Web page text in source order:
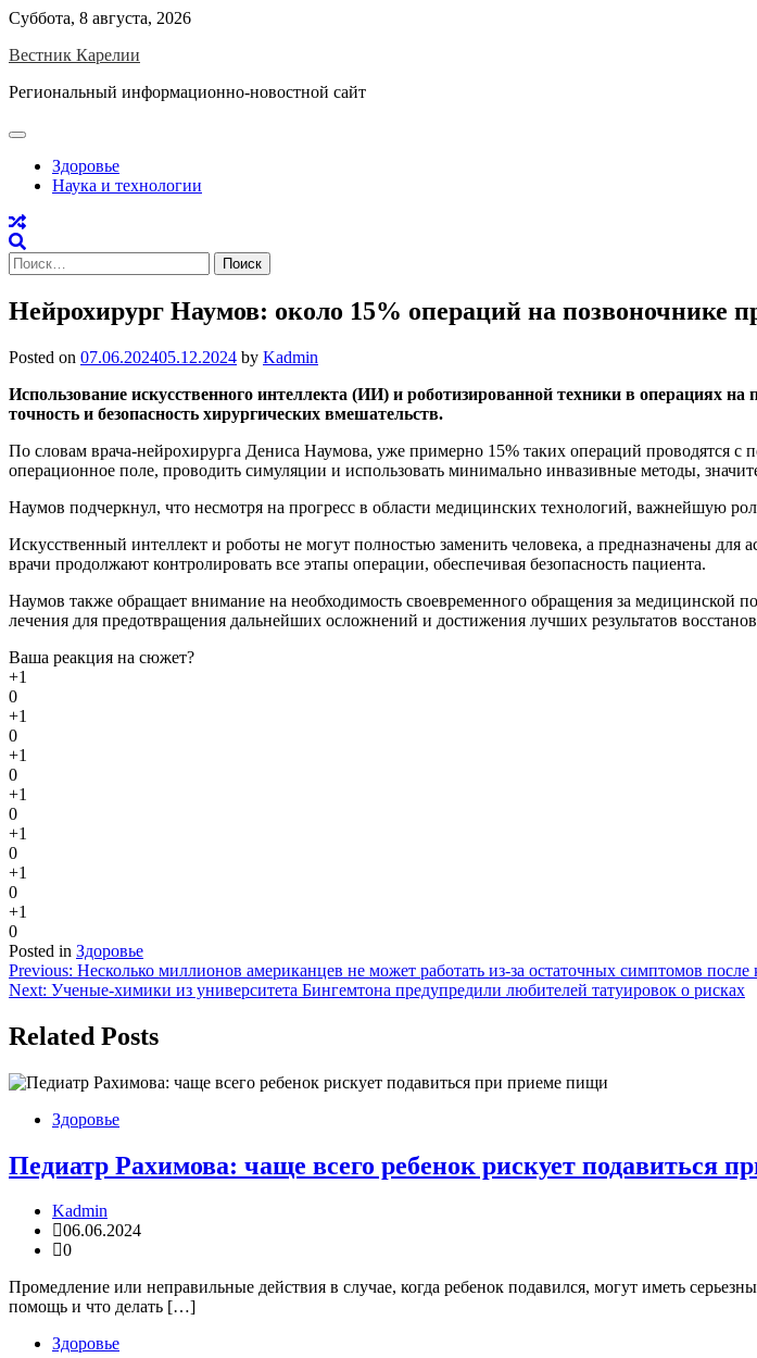
Skip
content
Суббота, 8 августа, 2026
Вестник Карелии
Региональный информационно-новостной сайт
Здоровье
Наука и технологии
Найти:
Нейрохирург Наумов: около 15% операций на позвоночнике
Posted on 07.06.202405.12.2024 by Kadmin
Использование искусственного интеллекта (ИИ) и роботизированной техники в операциях
точность и безопасность хирургических вмешательств.
По словам врача-нейрохирурга Дениса Наумова, уже примерно 15% таких операций проводятся
операционное поле, проводить симуляции и использовать минимально инвазивные методы,
Наумов подчеркнул, что несмотря на прогресс в области медицинских технологий, важнейшую
Искусственный интеллект и роботы не могут полностью заменить человека, а предназначены для
врачи продолжают контролировать все этапы операции, обеспечивая безопасность пациента.
Наумов также обращает внимание на необходимость своевременного обращения за медицинской
лечения для предотвращения дальнейших осложнений и достижения лучших результатов
Ваша реакция на сюжет?
+1
0
+1
0
+1
0
+1
0
+1
0
+1
0
+1
0
Posted in Здоровье
Навигация
по
записям
Previous: Несколько миллионов американцев не может работать из-за остаточных симптомов после
Next: Ученые-химики из университета Бингемтона предупредили любителей татуировок о рисках
Related Posts
Здоровье
Педиатр Рахимова: чаще всего ребенок рискует подавиться
Kadmin
06.06.2024
0
Промедление или неправильные действия в случае, когда ребенок подавился, могут иметь
помощь и что делать […]
Здоровье